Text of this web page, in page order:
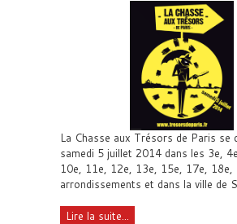
La Chasse aux Trésors de Paris se
samedi 5 juillet 2014 dans les 3e,
10e, 11e, 12e, 13e, 15e, 17e, 18e,
arrondissements et dans la ville de
Lire la suite...